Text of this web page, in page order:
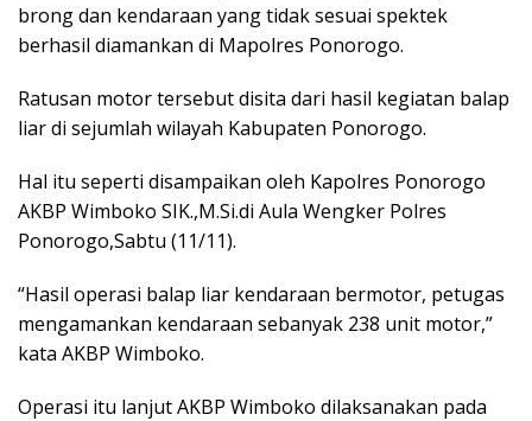
brong dan kendaraan yang tidak sesuai spektek
berhasil diamankan di Mapolres Ponorogo.
Ratusan motor tersebut disita dari hasil kegiatan balap
liar di sejumlah wilayah Kabupaten Ponorogo.
Hal itu seperti disampaikan oleh Kapolres Ponorogo
AKBP Wimboko SIK.,M.Si.di Aula Wengker Polres
Ponorogo,Sabtu (11/11).
“Hasil operasi balap liar kendaraan bermotor, petugas
mengamankan kendaraan sebanyak 238 unit motor,”
kata AKBP Wimboko.
Operasi itu lanjut AKBP Wimboko dilaksanakan pada